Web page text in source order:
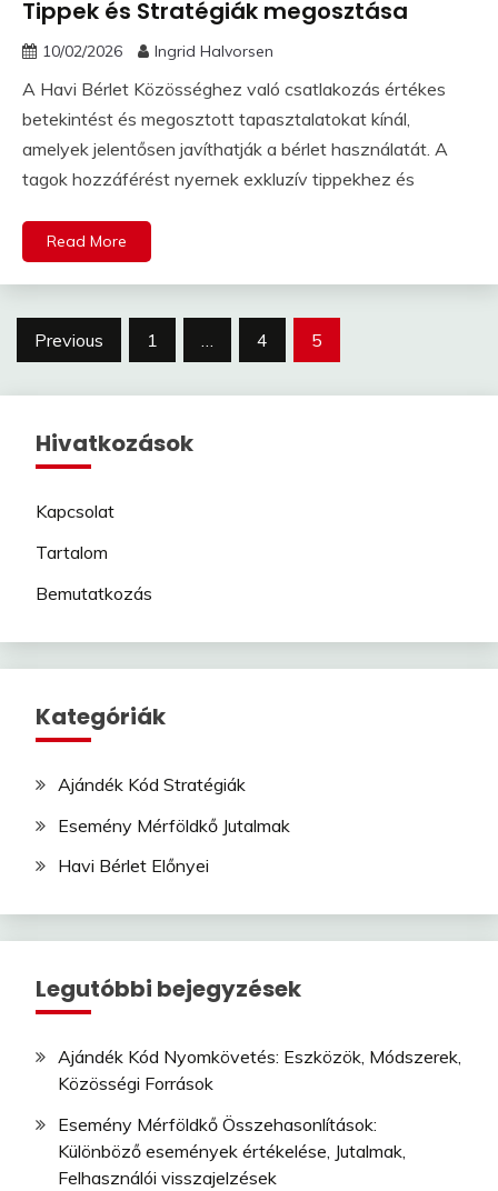
Tippek és Stratégiák megosztása
10/02/2026 Ingrid Halvorsen
A Havi Bérlet Közösséghez való csatlakozás értékes
betekintést és megosztott tapasztalatokat kínál,
amelyek jelentősen javíthatják a bérlet használatát. A
tagok hozzáférést nyernek exkluzív tippekhez és
Read More
Posts
Previous 1 … 4 5
Hivatkozások
Kapcsolat
Tartalom
Bemutatkozás
Kategóriák
Ajándék Kód Stratégiák
Esemény Mérföldkő Jutalmak
Havi Bérlet Előnyei
Legutóbbi bejegyzések
Ajándék Kód Nyomkövetés: Eszközök, Módszerek,
Közösségi Források
Esemény Mérföldkő Összehasonlítások:
Különböző események értékelése, Jutalmak,
Felhasználói visszajelzések